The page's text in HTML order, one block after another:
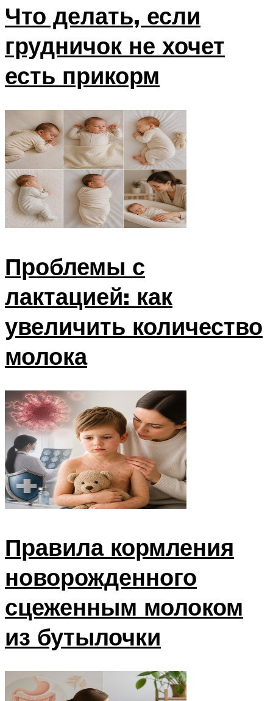
Что делать, если
грудничок не хочет
есть прикорм
Проблемы с
лактацией: как
увеличить количество
молока
Правила кормления
новорожденного
сцеженным молоком
из бутылочки